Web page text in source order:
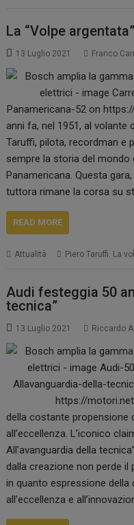
La “Volpe argentata”
13 Luglio 2021 Franco
anni fa, nel 1951, al volante
Taruffi, pilota, recordman e
sempre la storia del mondo
Panamericana. Questa
tuttora rimane la corsa su
READ MORE
Attualità Piero Taruffi. La
Audi festeggia 50
tecnica”
13 Luglio 2021 Riccardo
della costante propensione
all’eccellenza. L’iconico
All’avanguardia della
dalla creazione non perde
in quanto espressione
all’eccellenza e